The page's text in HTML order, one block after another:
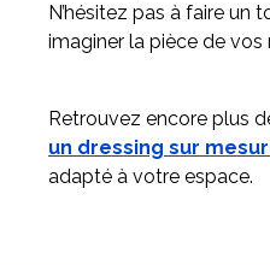
N’hésitez pas à faire un
imaginer la pièce de vos
Retrouvez encore plus
un dressing sur
adapté à votre espace.